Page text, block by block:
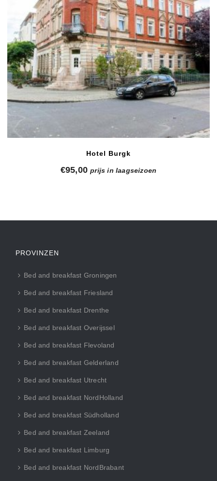
Hotel Burgk
€95,00 prijs in laagseizoen
PROVINZEN
Bed and breakfast Groningen
Bed and breakfast Friesland
Bed and breakfast Drenthe
Bed and breakfast Overijssel
Bed and breakfast Flevoland
Bed and breakfast Gelderland
Bed and breakfast Utrecht
Bed and breakfast NordHolland
Bed and breakfast Südholland
Bed and breakfast Zeeland
Bed and breakfast Limburg
Bed and breakfast NordBrabant